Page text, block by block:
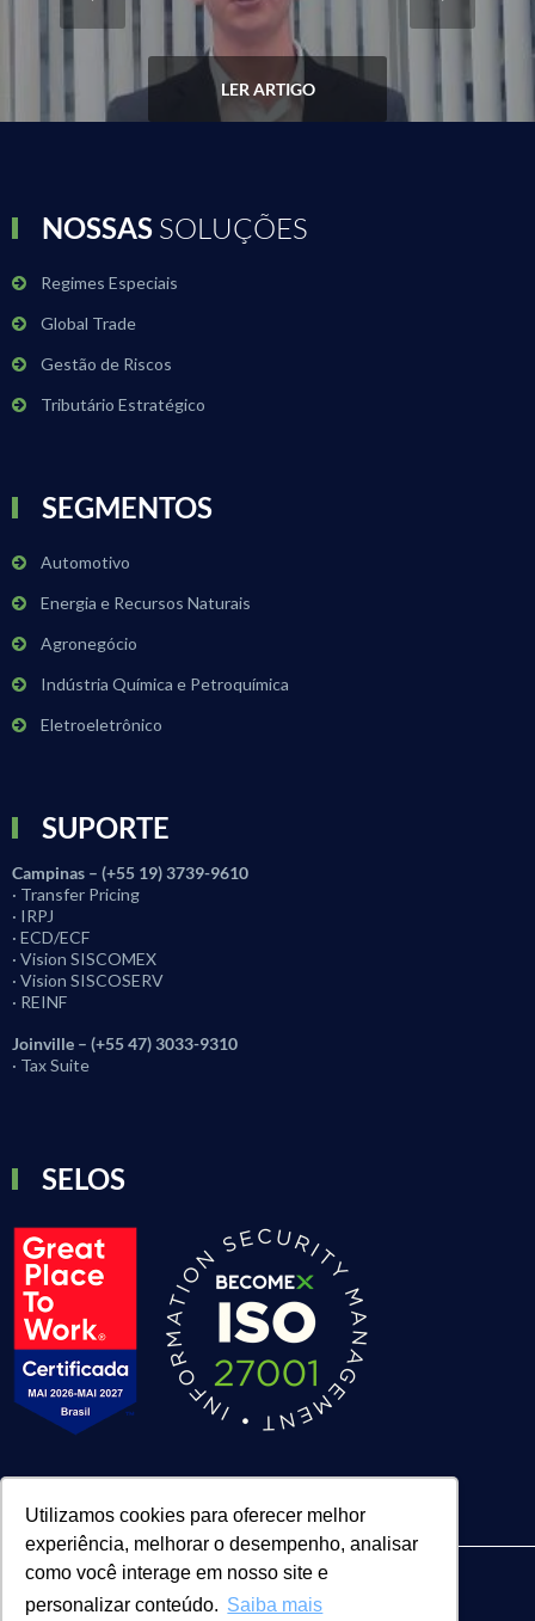
Utilizamos cookies para oferecer melhor
experiência, melhorar o desempenho, analisar
como você interage em nosso site e
personalizar conteúdo. Saiba mais
LER ARTIGO
NOSSAS SOLUÇÕES
Regimes Especiais
Global Trade
Gestão de Riscos
Tributário Estratégico
SEGMENTOS
Automotivo
Energia e Recursos Naturais
Agronegócio
Indústria Química e Petroquímica
Eletroeletrônico
SUPORTE
Campinas – (+55 19) 3739-9610
· Transfer Pricing
· IRPJ
· ECD/ECF
· Vision SISCOMEX
· Vision SISCOSERV
· REINF
Joinville – (+55 47) 3033-9310
· Tax Suite
SELOS